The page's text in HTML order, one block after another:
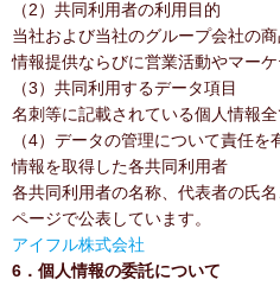
（2）共同利用者の利用目的
当社および当社のグループ会社の
情報提供ならびに営業活動やマー
（3）共同利用するデータ項目
名刺等に記載されている個人情報全
（4）データの管理について責任を
情報を取得した各共同利用者
各共同利用者の名称、代表者の氏
ページで公表しています。
アイフル株式会社
6．個人情報の委託について